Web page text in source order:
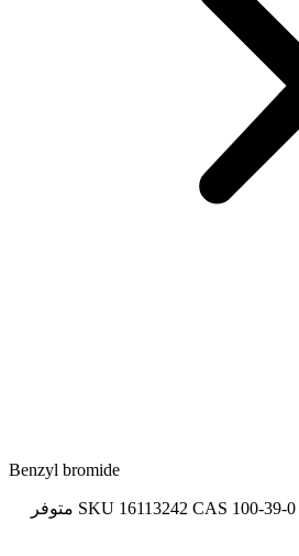
Benzyl bromide
SKU 16113242 CAS 100-39-0
متوفر